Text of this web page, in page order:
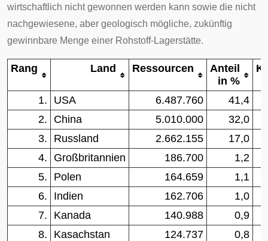
wirtschaftlich nicht gewonnen werden kann sowie die nicht
nachgewiesene, aber geologisch mögliche, zukünftig
gewinnbare Menge einer Rohstoff-Lagerstätte.
Rang Land Ressourcen
Anteil
in %
1. USA 6.487.760
41,4
2.
China 5.010.000
32,0
3.
Russland 2.662.155
17,0
4.
Großbritannien 186.700
1,2
5.
Polen 164.659
1,1
6.
Indien 162.706
1,0
7.
Kanada 140.988
0,9
8.
Kasachstan 124.737 0,8